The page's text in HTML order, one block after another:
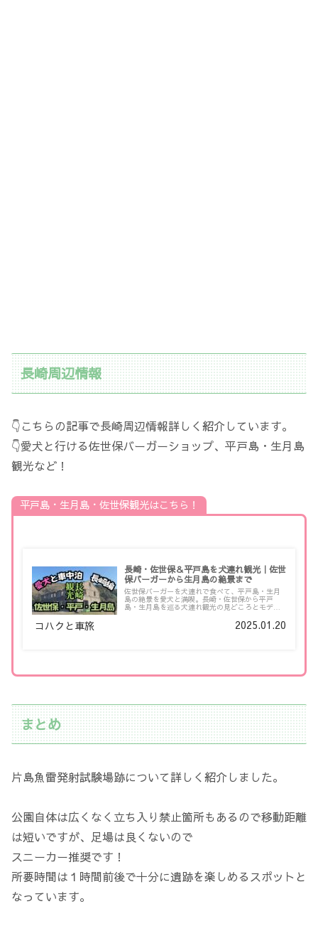
長崎周辺情報
👇こちらの記事で長崎周辺情報詳しく紹介しています。
👇愛犬と行ける佐世保バーガーショップ、平戸島・生月島
観光など！
平戸島・生月島・佐世保観光はこちら！
長崎・佐世保＆平戸島を犬連れ観光｜佐世
保バーガーから生月島の絶景まで
佐世保バーガーを犬連れで食べて、平戸島・生月
島の絶景を愛犬と満喫。長崎・佐世保から平戸
島・生月島を巡る犬連れ観光の見どころとモデル
コハクと車旅 2025.01.20
まとめ
片島魚雷発射試験場跡について詳しく紹介しました。
公園自体は広くなく立ち入り禁止箇所もあるので移動距離
は短いですが、足場は良くないので
スニーカー推奨です！
所要時間は１時間前後で十分に遺跡を楽しめるスポットと
なっています。